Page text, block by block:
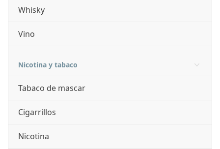
Whisky
Vino
Nicotina y tabaco
Tabaco de mascar
Cigarrillos
Nicotina